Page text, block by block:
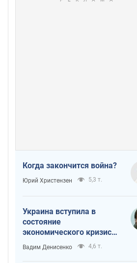
Когда закончится война?
Юрий Христензен 5,3 т.
Украина вступила в
состояние
экономического кризиса.
Есть ли свет в конце
туннеля?
Вадим Денисенко 4,6 т.